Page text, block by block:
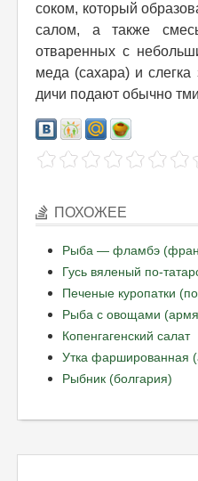
соком, который
салом, а также
отваренных с
меда (сахара) и
дичи подают обычно
ПОХОЖЕЕ
Рыба — фламбэ
Гусь вяленый по-
Печеные куропатки
Рыба с овощами
Копенгагенский салат
Утка фаршированная
Рыбник (болгария)